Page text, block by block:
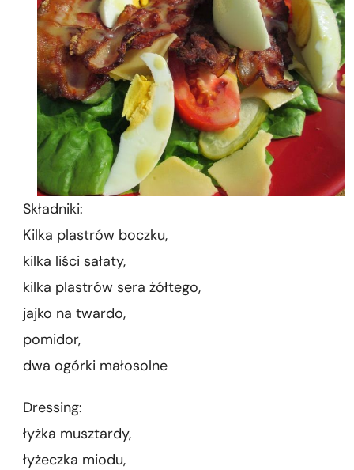
Składniki:
Kilka plastrów boczku,
kilka liści sałaty,
kilka plastrów sera żółtego,
jajko na twardo,
pomidor,
dwa ogórki małosolne
Dressing:
łyżka musztardy,
łyżeczka miodu,